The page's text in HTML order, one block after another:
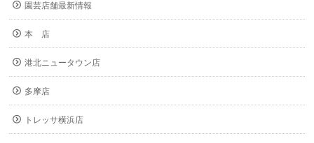
園芸店舗最新情報
本 店
港北ニュータウン店
多摩店
トレッサ横浜店